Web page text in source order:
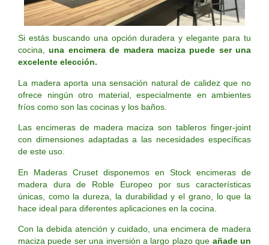
Si estás buscando una opción duradera y elegante para tu
cocina,una encimera de madera maciza puede ser una
excelente elección.
La madera aporta una sensación natural de calidez que no
ofrece ningún otro material, especialmente en ambientes
fríos como son las cocinas y los baños.
Las encimeras de madera maciza son tableros finger-joint
con dimensiones adaptadas a las necesidades específicas
de este uso.
En Maderas Cruset disponemos en Stock encimeras de
madera dura de Roble Europeo por sus características
únicas, como la dureza, la durabilidad y el grano, lo que la
hace ideal para diferentes aplicaciones en la cocina.
Con la debida atención y cuidado, una encimera de madera
maciza puede ser una inversión a largo plazo que añade un